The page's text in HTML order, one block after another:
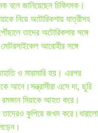
বলে জানিয়েছেন চিকিৎসক।
নিয়ে অটোরিকশায় যাত্রীসহ
তাদের অটোরিকশার সঙ্গে
আরোহীর সঙ্গে
ও মারামারি হয়। এরপর
আনে।সন্ত্রাসীরা এসে দা, ছুরি
রমজান মিয়াকে আহত করে।
তাদেরও কুপিয়ে জখম করে।ধারালো